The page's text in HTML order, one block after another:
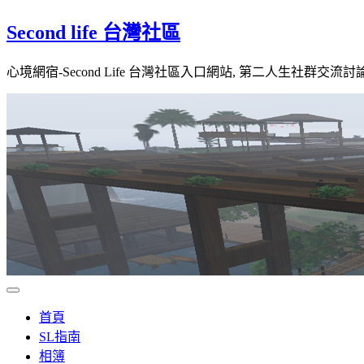
to
Second life 台灣社區
心境網宿-Second Life 台灣社區入口網站, 第二人生社群交流討
首頁
SL指南
相簿